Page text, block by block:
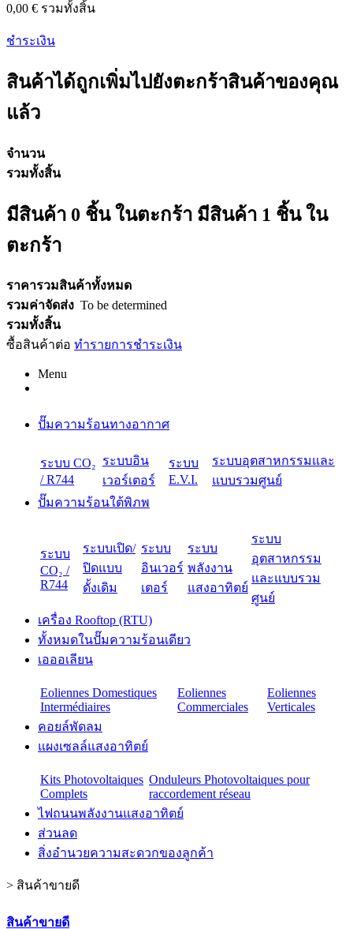
0,00 € รวมทั้งสิ้น
ชำระเงิน
สินค้าได้ถูกเพิ่มไปยังตะกร้าสินค้าของคุณ
แล้ว
จำนวน
รวมทั้งสิ้น
มีสินค้า 0 ชิ้น ในตะกร้า มีสินค้า 1 ชิ้น ใน
ตะกร้า
ราคารวมสินค้าทั้งหมด
รวมค่าจัดส่ง To be determined
รวมทั้งสิ้น
ซื้อสินค้าต่อ ทำรายการชำระเงิน
Menu
ปั๊มความร้อนทางอากาศ
ระบบ CO₂
/ R744
ระบบอิน
เวอร์เตอร์
ระบบ
E.V.I.
ระบบอุตสาหกรรมและ
แบบรวมศูนย์
ปั๊มความร้อนใต้พิภพ
ระบบ
CO₂ /
R744
ระบบเปิด/
ปิดแบบ
ดั้งเดิม
ระบบ
อินเวอร์
เตอร์
ระบบ
พลังงาน
แสงอาทิตย์
ระบบ
อุตสาหกรรม
และแบบรวม
ศูนย์
เครื่อง Rooftop (RTU)
ทั้งหมดในปั๊มความร้อนเดียว
เอออเลียน
Eoliennes Domestiques
Intermédiaires
Eoliennes
Commerciales
Eoliennes
Verticales
คอยล์พัดลม
แผงเซลล์แสงอาทิตย์
Kits Photovoltaiques
Complets
Onduleurs Photovoltaiques pour
raccordement réseau
ไฟถนนพลังงานแสงอาทิตย์
ส่วนลด
สิ่งอำนวยความสะดวกของลูกค้า
> สินค้าขายดี
สินค้าขายดี